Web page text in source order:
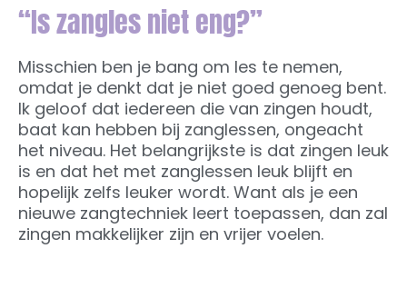
“Is zangles niet eng?”
Misschien ben je bang om les te nemen,
omdat je denkt dat je niet goed genoeg bent.
Ik geloof dat iedereen die van zingen houdt,
baat kan hebben bij zanglessen, ongeacht
het niveau. Het belangrijkste is dat zingen leuk
is en dat het met zanglessen leuk blijft en
hopelijk zelfs leuker wordt. Want als je een
nieuwe zangtechniek leert toepassen, dan zal
zingen makkelijker zijn en vrijer voelen.